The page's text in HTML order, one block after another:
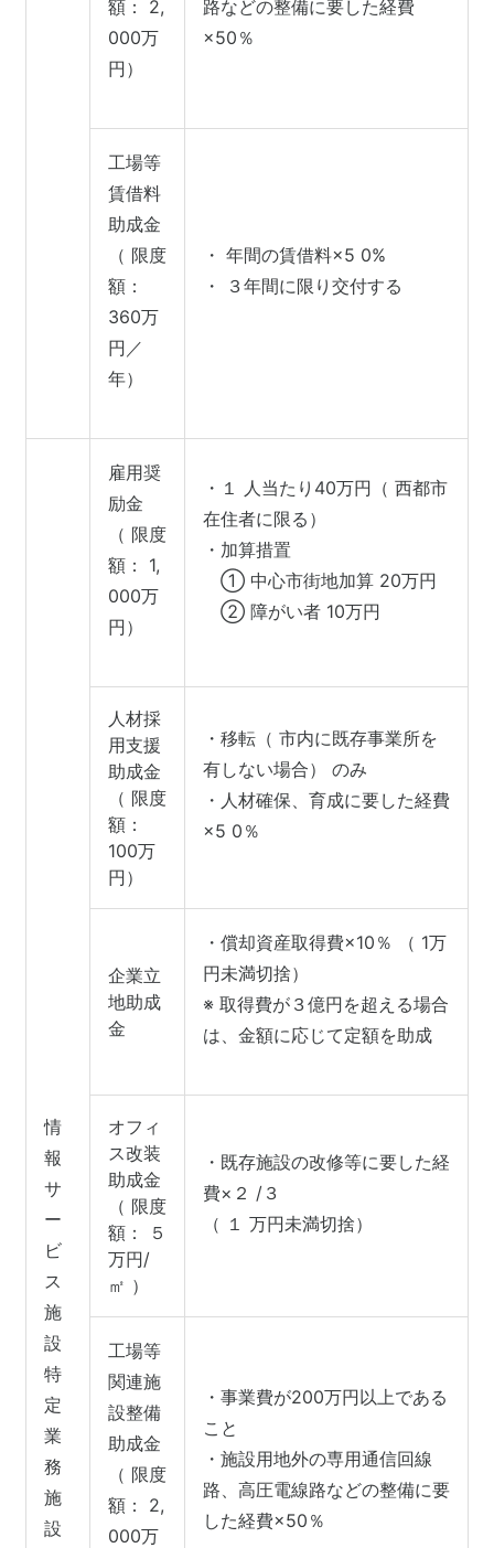
額： 2,
000万
円）
路などの整備に要した経費
×50％
工場等
賃借料
助成金
（ 限度
額：
360万
円／
年）
・ 年間の賃借料×5 0%
・ ３年間に限り交付する
情
報
サ
ー
ビ
ス
施
設
特
定
業
務
施
設
雇用奨
励金
（ 限度
額： 1,
000万
円）
・１ 人当たり40万円（ 西都市
在住者に限る）
・加算措置
① 中心市街地加算 20万円
② 障がい者 10万円
人材採
用支援
助成金
（ 限度
額：
100万
円）
・移転（ 市内に既存事業所を
有しない場合） のみ
・人材確保、育成に要した経費
×5 0％
企業立
地助成
金
・償却資産取得費×10％ （ 1万
円未満切捨）
※ 取得費が３億円を超える場合
は、金額に応じて定額を助成
オフィ
ス改装
助成金
（ 限度
額： ５
万円/
㎡ ）
・既存施設の改修等に要した経
費×２ /３
（ １ 万円未満切捨）
工場等
関連施
設整備
助成金
（ 限度
額： 2,
000万
・事業費が200万円以上である
こと
・施設用地外の専用通信回線
路、高圧電線路などの整備に要
した経費×50％